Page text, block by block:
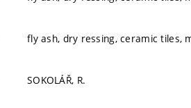
fly ash, dry ressing, ceramic tiles,
SOKOLÁŘ, R.